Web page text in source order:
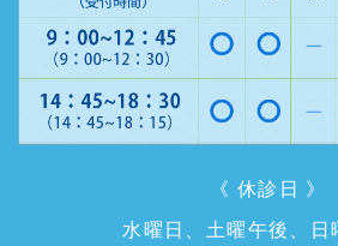
《 休診日 》
水曜日、土曜午後、日